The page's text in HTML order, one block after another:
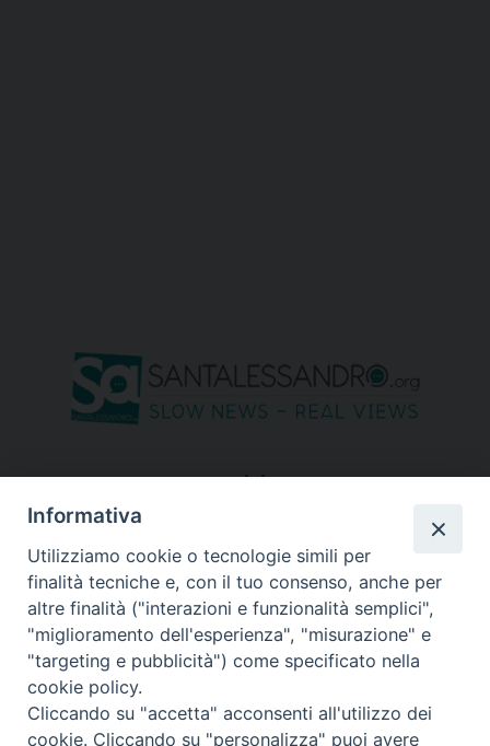
seguici su
Informativa
Utilizziamo cookie o tecnologie simili per
finalità tecniche e, con il tuo consenso, anche per
altre finalità ("interazioni e funzionalità semplici",
"miglioramento dell'esperienza", "misurazione" e
"targeting e pubblicità") come specificato nella
cookie policy.
Cliccando su "accetta" acconsenti all'utilizzo dei
cookie. Cliccando su "personalizza" puoi avere